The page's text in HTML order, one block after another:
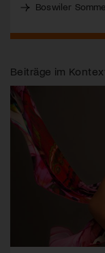
Boswiler
Beiträge im